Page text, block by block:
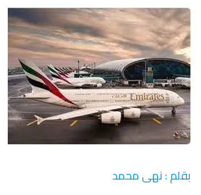
بقلم : نهى محمد